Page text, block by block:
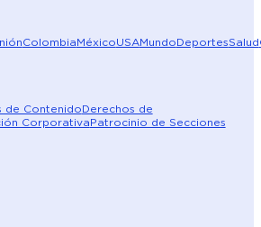
ColombiaMéxicoUSAMundoDeportesSalud
de ContenidoDerechos de
CorporativaPatrocinio de Secciones